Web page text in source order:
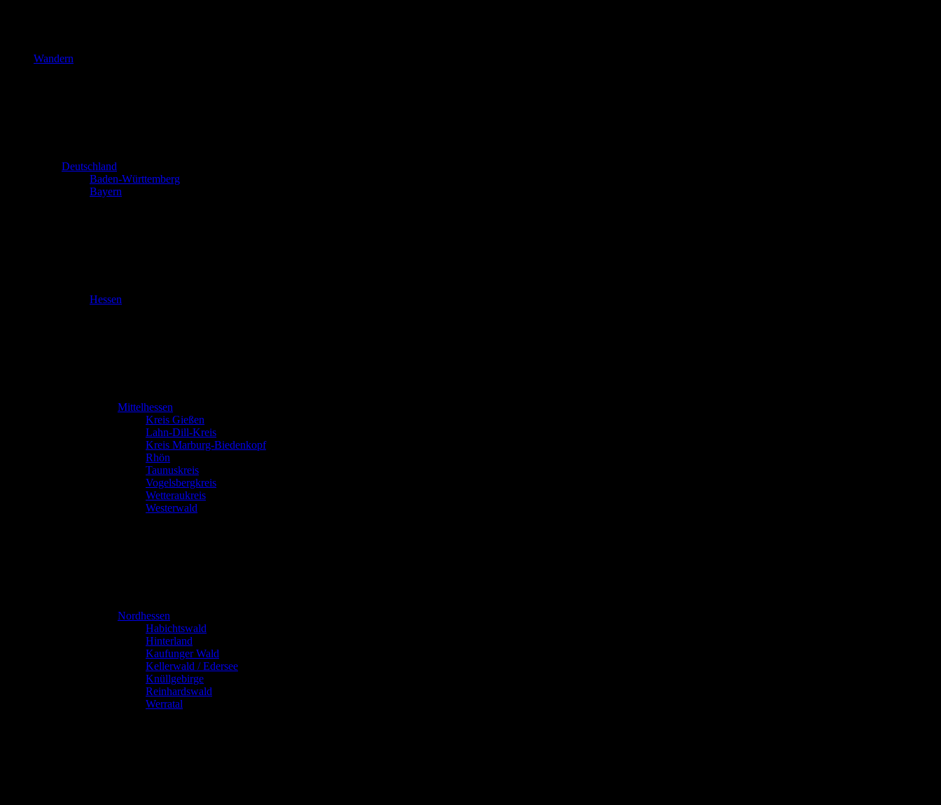
Wandern
Deutschland
Baden-Württemberg
Bayern
Hessen
Mittelhessen
Kreis Gießen
Lahn-Dill-Kreis
Kreis Marburg-Biedenkopf
Rhön
Taunuskreis
Vogelsbergkreis
Wetteraukreis
Westerwald
Nordhessen
Habichtswald
Hinterland
Kaufunger Wald
Kellerwald / Edersee
Knüllgebirge
Reinhardswald
Werratal